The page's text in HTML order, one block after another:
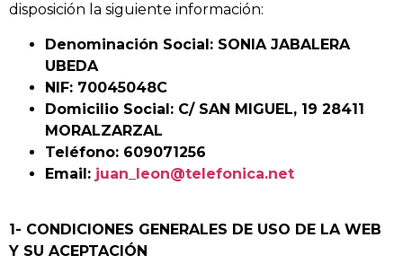
disposición la siguiente información:
Denominación Social: SONIA JABALERA
UBEDA
NIF: 70045048C
Domicilio Social: C/ SAN MIGUEL, 19 28411
MORALZARZAL
Teléfono: 609071256
Email: juan_leon@telefonica.net
1- CONDICIONES GENERALES DE USO DE LA WEB
Y SU ACEPTACIÓN